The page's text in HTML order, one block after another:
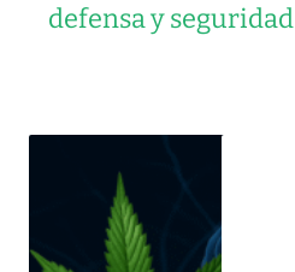
defensa y seguridad